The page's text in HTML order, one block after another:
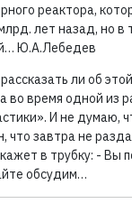
реактора,
лет назад, но в
Ю.А.Лебедев
ли об
во время одной из
И не думаю,
что завтра не
в трубку: - Вы
обсудим…